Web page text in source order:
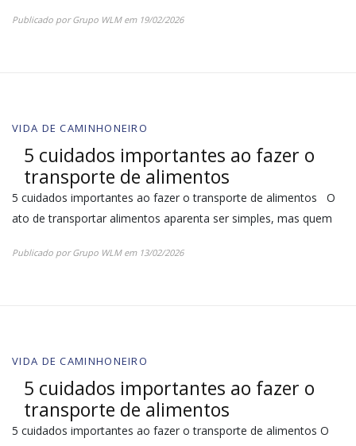
Publicado porGrupo WLMem 19/02/2026
VIDA DE CAMINHONEIRO
5 cuidados importantes ao fazer o
transporte de alimentos
5 cuidados importantes ao fazer o transporte de alimentos O
ato de transportar alimentos aparenta ser simples, mas quem
Publicado porGrupo WLMem 13/02/2026
VIDA DE CAMINHONEIRO
5 cuidados importantes ao fazer o
transporte de alimentos
5 cuidados importantes ao fazer o transporte de alimentos O